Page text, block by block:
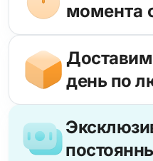
момента
Доставим на следующий
день по
Эксклюзивные условия